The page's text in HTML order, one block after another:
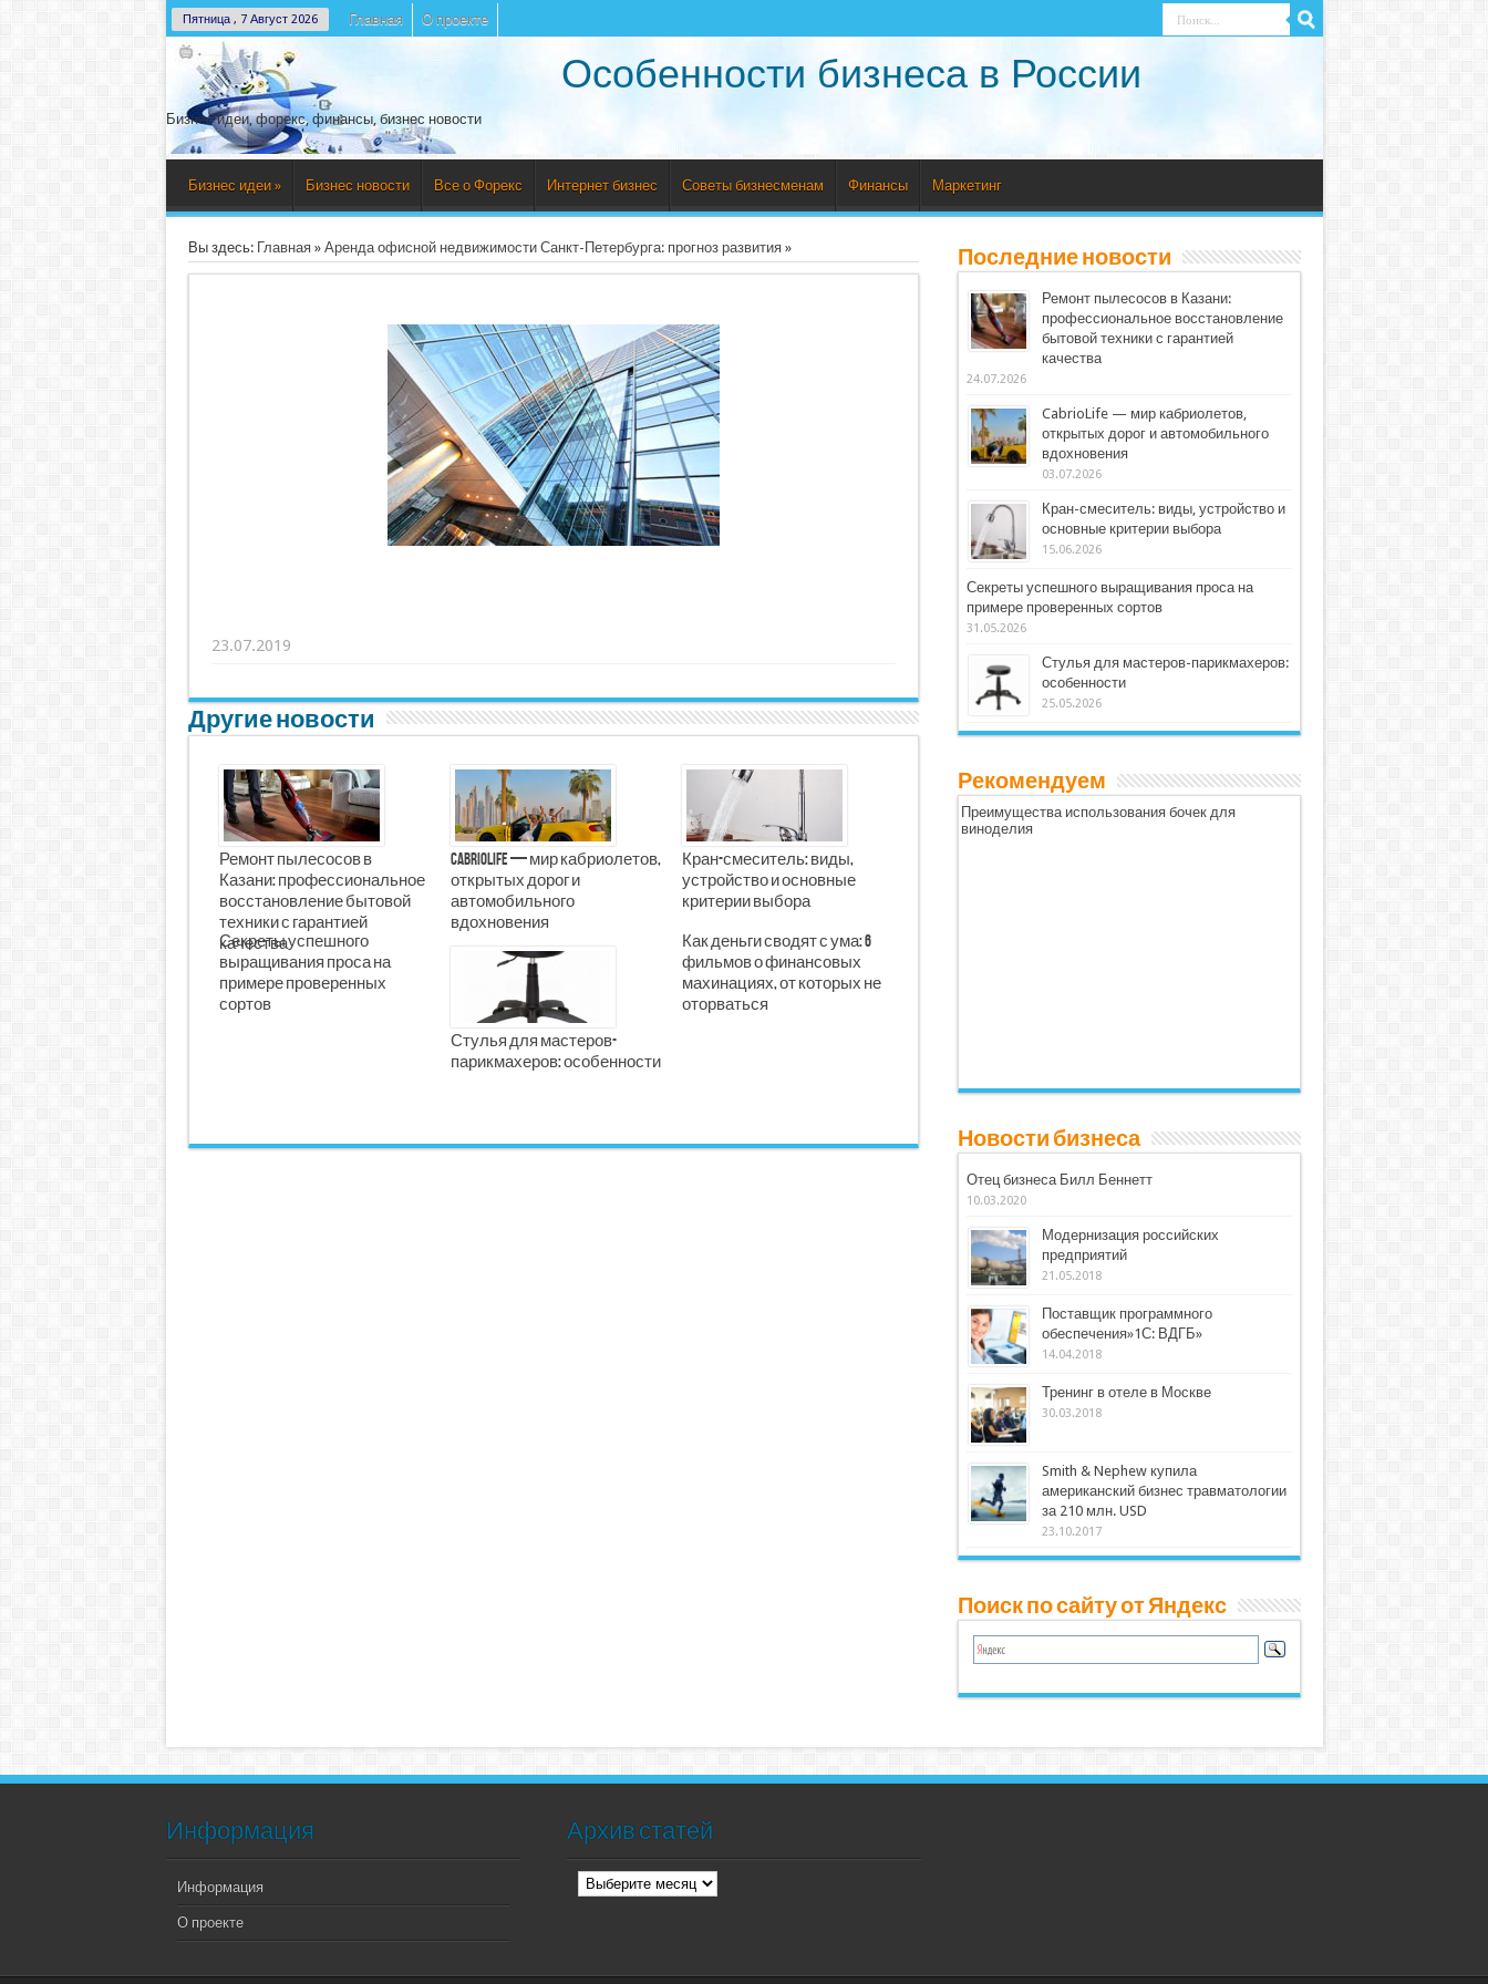
Пятница , 7 Август 2026 Главная О проекте
Особенности бизнеса в России
Бизнес идеи, форекс, финансы, бизнес новости
Бизнес идеи » Бизнес новости Все о Форекс Интернет бизнес Советы бизнесменам Финансы Маркетинг
Вы здесь: Главная» Аренда офисной недвижимости Санкт-Петербурга: прогноз развития»
23.07.2019
Другие новости
Ремонт пылесосов в
Казани: профессиональное
восстановление бытовой
техники с гарантией
качества
CabrioLife — мир кабриолетов,
открытых дорог и
автомобильного
вдохновения
Кран-смеситель: виды,
устройство и основные
критерии выбора
Секреты успешного
выращивания проса на
примере проверенных
сортов
Стулья для мастеров-
парикмахеров: особенности
Как деньги сводят с ума: 6
фильмов о финансовых
махинациях, от которых не
оторваться
Последние новости
Ремонт пылесосов в Казани:
профессиональное восстановление
бытовой техники с гарантией
качества
24.07.2026
CabrioLife — мир кабриолетов,
открытых дорог и автомобильного
вдохновения
03.07.2026
Кран-смеситель: виды, устройство и
основные критерии выбора
15.06.2026
Секреты успешного выращивания проса на
примере проверенных сортов
31.05.2026
Стулья для мастеров-парикмахеров:
особенности
25.05.2026
Рекомендуем
Преимущества использования бочек для
виноделия
Новости бизнеса
Отец бизнеса Билл Беннетт
10.03.2020
Модернизация российских
предприятий
21.05.2018
Поставщик программного
обеспечения»1С: ВДГБ»
14.04.2018
Тренинг в отеле в Москве
30.03.2018
Smith & Nephew купила
американский бизнес травматологии
за 210 млн. USD
23.10.2017
Поиск по сайту от Яндекс
Информация
Информация
О проекте
Архив статей
Архив
статей